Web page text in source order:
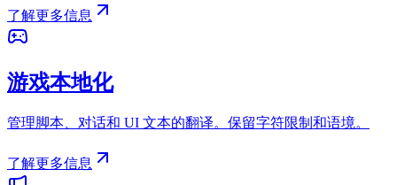
了解更多信息
游戏本地化
管理脚本、对话和 UI 文本的翻译。保留字符限制和语境。
了解更多信息